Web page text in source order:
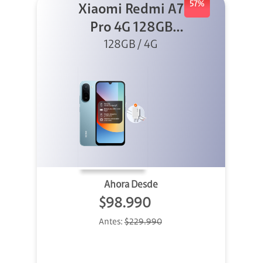
57%
Xiaomi Redmi A7
Pro 4G 128GB
Azul + Cargador
128GB / 4G
Ahora Desde
$98.990
Antes:$229.990